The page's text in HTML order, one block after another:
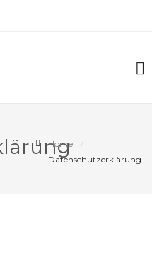
Home
Datenschutzerklärung